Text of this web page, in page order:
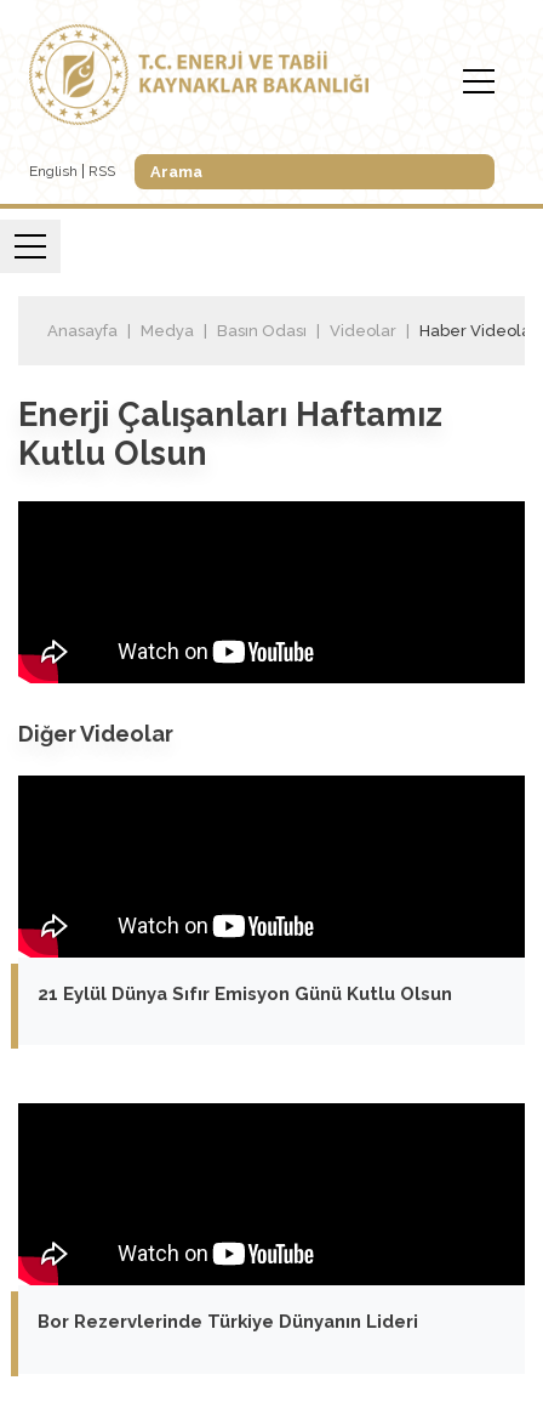
English RSS
Anasayfa Medya Basın Odası Videolar Haber Videoları
Enerji Çalışanları Haftamız
Kutlu Olsun
Diğer Videolar
21 Eylül Dünya Sıfır Emisyon Günü Kutlu Olsun
Bor Rezervlerinde Türkiye Dünyanın Lideri